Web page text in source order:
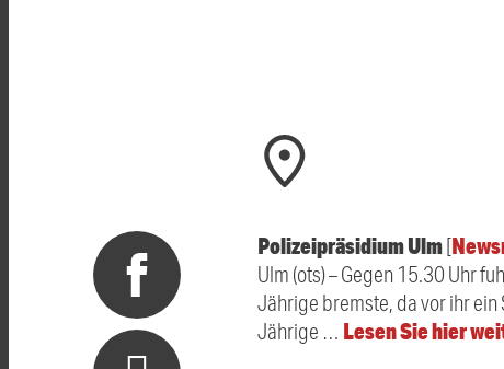
Polizeipräsidium Ulm[
Ulm (ots) – Gegen 15.30 Uhr
Jährige bremste, da vor ihr
Jährige … Lesen Sie hier